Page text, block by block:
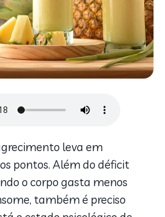
leva em
pontos. Além do déficit
o corpo gasta menos
também é preciso